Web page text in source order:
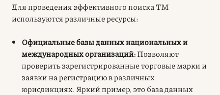
Для проведения эффективногопоиска ТМ
используются различные ресурсы:
Официальные базы данных национальных и
международных организаций:Позволяют
проверить зарегистрированные торговые марки и
заявки на регистрацию в различных
юрисдикциях. Яркий пример, это база данных